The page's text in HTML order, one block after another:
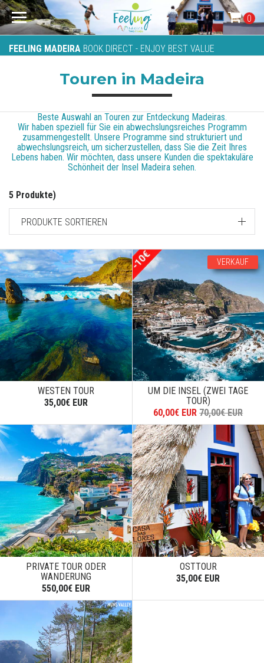
FEELING MADEIRA BOOK DIRECT - ENJOY BEST VALUE
0
Touren in Madeira
Beste Auswahl an Touren zur Entdeckung Madeiras.
Wir haben speziell für Sie ein abwechslungsreiches Programm
zusammengestellt. Unsere Programme sind strukturiert und
abwechslungsreich, um sicherzustellen, dass Sie die Zeit Ihres
Lebens haben. Wir möchten, dass unsere Kunden die spektakuläre
Schönheit der Insel Madeira sehen.
5 Produkte)
PRODUKTE SORTIEREN
WESTEN TOUR
35,00€ EUR
VERKAUF
UM DIE INSEL (ZWEI TAGE
TOUR)
60,00€ EUR 70,00€ EUR
PRIVATE TOUR ODER
WANDERUNG
550,00€ EUR
OSTTOUR
35,00€ EUR